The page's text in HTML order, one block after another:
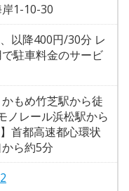
1-10-30
以降400円/30分 レ
駐車料金のサービ
かもめ竹芝駅から徒
ノレール浜松駅から
首都高速都心環状
ら約5分